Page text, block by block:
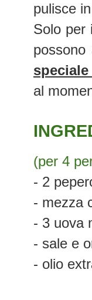
pulisce
Solo per
al
(per 4
- 2
- mezza
- 3 uova
- sale e
- olio